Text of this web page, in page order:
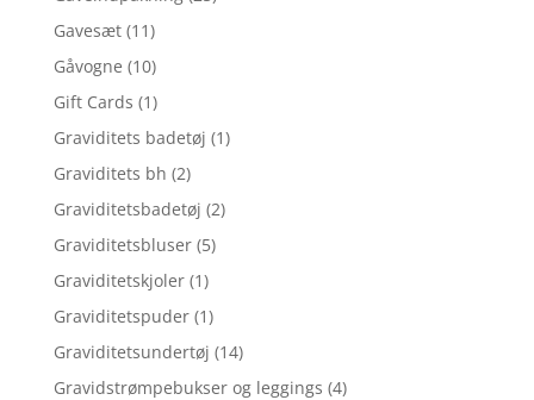
Gavesæt (11)
Gåvogne (10)
Gift Cards (1)
Graviditets badetøj (1)
Graviditets bh (2)
Graviditetsbadetøj (2)
Graviditetsbluser (5)
Graviditetskjoler (1)
Graviditetspuder (1)
Graviditetsundertøj (14)
Gravidstrømpebukser og leggings (4)